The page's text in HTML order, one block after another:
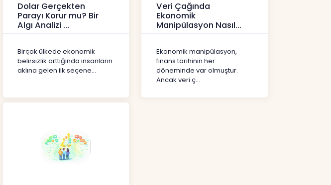
Dolar Gerçekten
Parayı Korur mu? Bir
Algı Analizi
Birçok ülkede ekonomik
belirsizlik arttığında insanların
aklına gelen ilk seçene...
Veri Çağında
Ekonomik
Manipülasyon Nasıl
Ekonomik manipülasyon,
finans tarihinin her
döneminde var olmuştur.
Ancak veri ç...